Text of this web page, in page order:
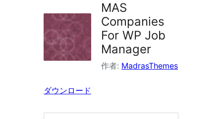
イ
ン
を
検
MAS
Companies
For WP Job
Manager
作者: MadrasThemes
ダウンロード